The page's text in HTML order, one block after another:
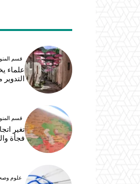
قسم
علماء
قسم
تغير
فجأة
علوم